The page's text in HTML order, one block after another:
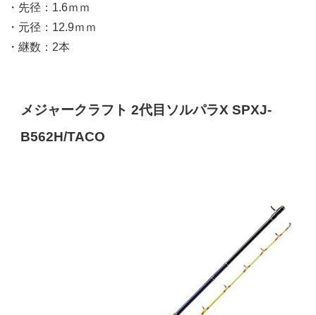
・先径：1.6ｍｍ
・元径：12.9ｍｍ
・継数：2本
メジャークラフト 2代目ソルパラX SPXJ-
B562H/TACO